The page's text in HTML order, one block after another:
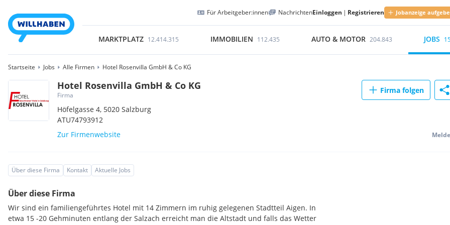
Für Arbeitgeber:innen NachrichtenEinloggen | Registrieren Jobanzeige
MARKTPLATZ 12.414.315 IMMOBILIEN 112.435 AUTO & MOTOR 204.843 JOBS
Startseite Jobs Alle Firmen Hotel Rosenvilla GmbH & Co KG
Hotel Rosenvilla GmbH & Co KG
Firma
Höfelgasse 4, 5020Salzburg
ATU74793912
Zur Firmenwebsite
Firma folgen
Über diese Firma Kontakt Aktuelle Jobs
Über diese Firma
Wir sind ein familiengeführtes Hotel mit 14 Zimmern im ruhig gelegenen Stadtteil Aigen. In
etwa 15 -20 Gehminuten entlang der Salzach erreicht man die Altstadt und falls das Wetter